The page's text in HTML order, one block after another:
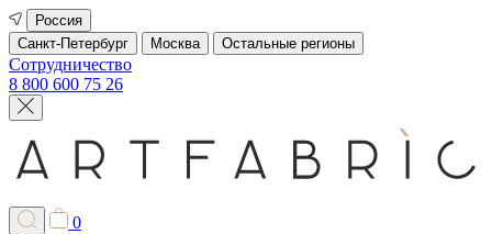
Россия
Санкт-Петербург
Москва Остальные регионы
Сотрудничество
8 800 600 75 26
0